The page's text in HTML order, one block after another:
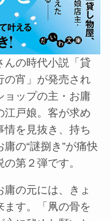
の時代小説「貸
宵」が発売され
ョップの主・お庸
江戸娘。客が求め
情を見抜き、持ち
の“謎捌き”が痛快
第２弾です。
の元には、きょ
ます。「凧の骨を